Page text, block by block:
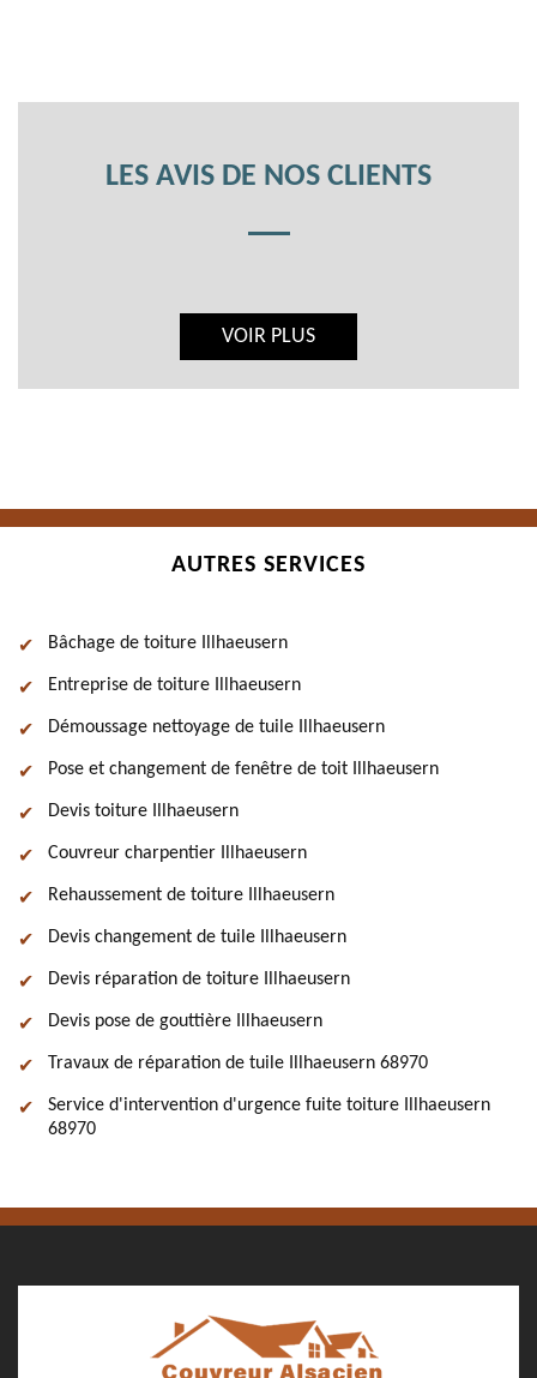
LES AVIS DE NOS CLIENTS
VOIR PLUS
AUTRES SERVICES
Bâchage de toiture Illhaeusern
Entreprise de toiture Illhaeusern
Démoussage nettoyage de tuile Illhaeusern
Pose et changement de fenêtre de toit Illhaeusern
Devis toiture Illhaeusern
Couvreur charpentier Illhaeusern
Rehaussement de toiture Illhaeusern
Devis changement de tuile Illhaeusern
Devis réparation de toiture Illhaeusern
Devis pose de gouttière Illhaeusern
Travaux de réparation de tuile Illhaeusern 68970
Service d'intervention d'urgence fuite toiture Illhaeusern
68970